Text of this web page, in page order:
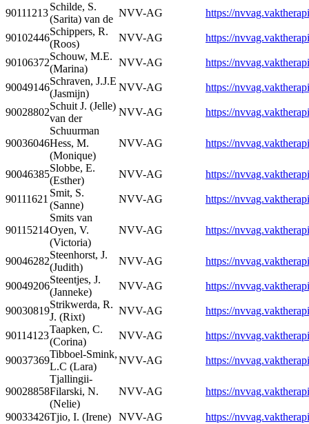
90111213
Schilde, S.
(Sarita) van de
NVV-AG https://
90102446
Schippers, R.
(Roos)
NVV-AG https://
90106372
Schouw, M.E.
(Marina)
NVV-AG https://
90049146
Schraven, J.J.E
(Jasmijn)
NVV-AG https://
90028802
Schuit J. (Jelle)
van der
NVV-AG https://
90036046
Schuurman
Hess, M.
(Monique)
NVV-AG https://
90046385
Slobbe, E.
(Esther)
NVV-AG https://
90111621
Smit, S.
(Sanne)
NVV-AG https://
90115214
Smits van
Oyen, V.
(Victoria)
NVV-AG https://
90046282
Steenhorst, J.
(Judith)
NVV-AG https://
90049206
Steentjes, J.
(Janneke)
NVV-AG https://
90030819
Strikwerda, R.
J. (Rixt)
NVV-AG https://
90114123
Taapken, C.
(Corina)
NVV-AG https://
90037369
Tibboel-Smink,
L.C (Lara)
NVV-AG https://
90028858
Tjallingii-
Filarski, N.
(Nelie)
NVV-AG https://
90033426Tjio, I. (Irene) NVV-AG
https://